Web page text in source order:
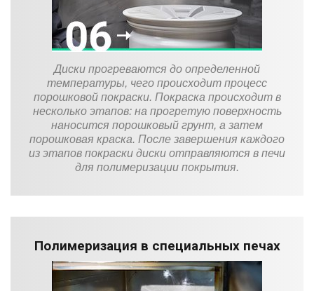
Диски прогреваются до определенной
температуры, чего происходит процесс
порошковой покраски. Покраска происходит в
несколько этапов: на прогретую поверхность
наносится порошковый грунт, а затем
порошковая краска. После завершения каждого
из этапов покраски диски отправляются в печи
для полимеризации покрытия.
Полимеризация в специальных печах